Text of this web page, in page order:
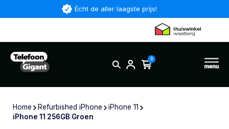
Écht de aller laagste prijs!
0
Home Refurbished iPhone
iPhone 11
iPhone 11 256GB Groen